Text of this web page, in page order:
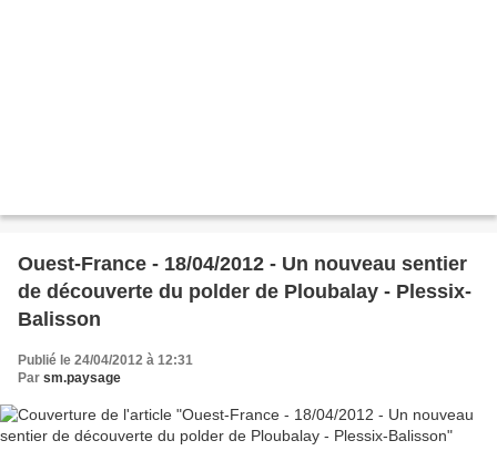
Ouest-France - 18/04/2012 - Un nouveau sentier
de découverte du polder de Ploubalay - Plessix-
Balisson
Publié le 24/04/2012 à 12:31
Par sm.paysage